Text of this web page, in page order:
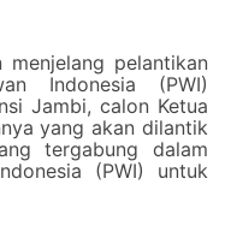
menjelang pelantikan
Indonesia (PWI)
Jambi, calon Ketua
yang akan dilantik
tergabung dalam
(PWI) untuk